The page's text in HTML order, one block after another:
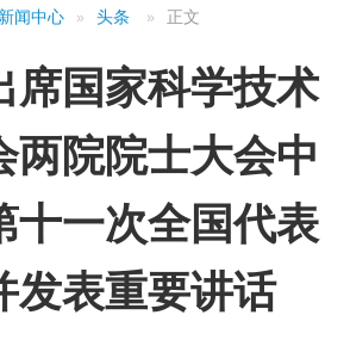
新闻中心 » 头条 » 正文
席国家科学技术
两院院士大会中
十一次全国代表
发表重要讲话